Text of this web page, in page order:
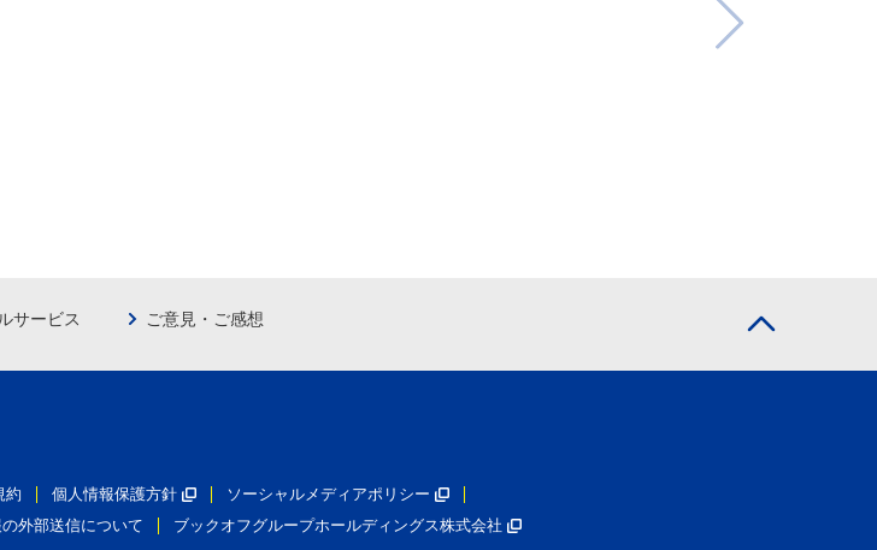
サービス ご意見・ご感想
約 個人情報保護方針
ソーシャルメディアポリシー
外部送信について ブックオフグループホールディングス株式会社